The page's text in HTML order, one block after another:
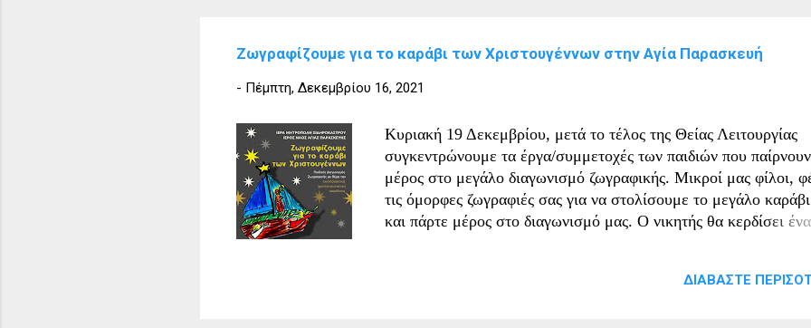
Ζωγραφίζουμε για το καράβι των Χριστουγέννων στην Αγία Παρασκευή
- Πέμπτη, Δεκεμβρίου 16, 2021
Κυριακή 19 Δεκεμβρίου, μετά το τέλος της Θείας Λειτουργίας
συγκεντρώνουμε τα έργα/συμμετοχές των παιδιών που παίρνουν
μέρος στο μεγάλο διαγωνισμό ζωγραφικής. Μικροί μας φίλοι,
τις όμορφες ζωγραφιές σας για να στολίσουμε το μεγάλο
και πάρτε μέρος στο διαγωνισμό μας. Ο νικητής θα κερδίσει ένα
ηλικίας έως 12 ετών, να συμμετέχουν με μία ζωγραφιά από την
ΔΙΑΒΆΣΤΕ